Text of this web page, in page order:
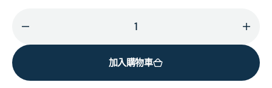
Symphony
增
加
加入購物車